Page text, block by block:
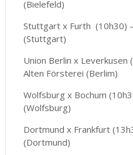
(Bielefeld)
Stuttgart x Furth (10h30)
(Stuttgart)
Union Berlin x Leverkusen
Alten Försterei (Berlim)
Wolfsburg x Bochum
(Wolfsburg)
Dortmund x Frankfurt
(Dortmund)